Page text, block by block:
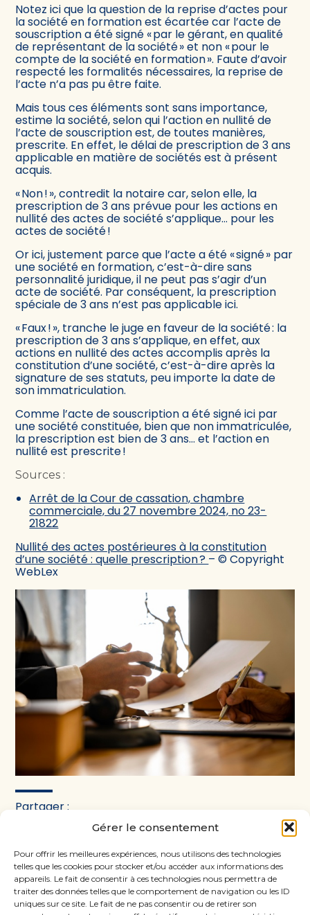
Gérer le consentement
Pour offrir les meilleures expériences, nous utilisons des technologies
telles que les cookies pour stocker et/ou accéder aux informations des
appareils. Le fait de consentir à ces technologies nous permettra de
traiter des données telles que le comportement de navigation ou les ID
uniques sur ce site. Le fait de ne pas consentir ou de retirer son
Notez ici que la question de la reprise d’actes pour
la société en formation est écartée car l’acte de
souscription a été signé « par le gérant, en qualité
de représentant de la société » et non « pour le
compte de la société en formation ». Faute d’avoir
respecté les formalités nécessaires, la reprise de
l’acte n’a pas pu être faite.
Mais tous ces éléments sont sans importance,
estime la société, selon qui l’action en nullité de
l’acte de souscription est, de toutes manières,
prescrite. En effet, le délai de prescription de 3 ans
applicable en matière de sociétés est à présent
acquis.
« Non ! », contredit la notaire car, selon elle, la
prescription de 3 ans prévue pour les actions en
nullité des actes de société s’applique… pour les
actes de société !
Or ici, justement parce que l’acte a été « signé » par
une société en formation, c’est-à-dire sans
personnalité juridique, il ne peut pas s’agir d’un
acte de société. Par conséquent, la prescription
spéciale de 3 ans n’est pas applicable ici.
« Faux ! », tranche le juge en faveur de la société : la
prescription de 3 ans s’applique, en effet, aux
actions en nullité des actes accomplis après la
constitution d’une société, c’est-à-dire après la
signature de ses statuts, peu importe la date de
son immatriculation.
Comme l’acte de souscription a été signé ici par
une société constituée, bien que non immatriculée,
la prescription est bien de 3 ans… et l’action en
nullité est prescrite !
Sources :
Arrêt de la Cour de cassation, chambre
commerciale, du 27 novembre 2024, no 23-
21822
Nullité des actes postérieures à la constitution
d’une société : quelle prescription ? – © Copyright
WebLex
Partager :
FaceBook
TwitterLinkedIn